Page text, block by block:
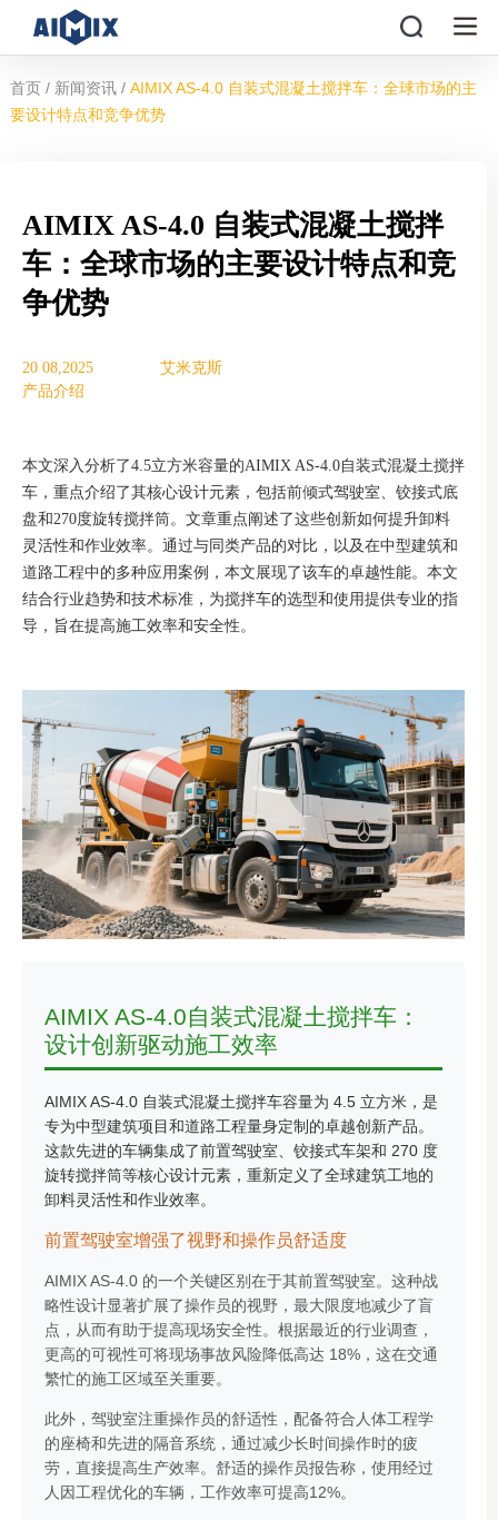
首页 / 新闻资讯 / AIMIX AS-4.0 自装式混凝土搅拌车：全球市场的主
要设计特点和竞争优势
AIMIX AS-4.0 自装式混凝土搅拌
车：全球市场的主要设计特点和竞
争优势
20 08,2025
艾米克斯
产品介绍
本文深入分析了4.5立方米容量的AIMIX AS-4.0自装式混凝土搅拌
车，重点介绍了其核心设计元素，包括前倾式驾驶室、铰接式底
盘和270度旋转搅拌筒。文章重点阐述了这些创新如何提升卸料
灵活性和作业效率。通过与同类产品的对比，以及在中型建筑和
道路工程中的多种应用案例，本文展现了该车的卓越性能。本文
结合行业趋势和技术标准，为搅拌车的选型和使用提供专业的指
导，旨在提高施工效率和安全性。
AIMIX AS-4.0自装式混凝土搅拌车：
设计创新驱动施工效率
AIMIX AS-4.0 自装式混凝土搅拌车容量为 4.5 立方米，是
专为中型建筑项目和道路工程量身定制的卓越创新产品。
这款先进的车辆集成了前置驾驶室、铰接式车架和 270 度
旋转搅拌筒等核心设计元素，重新定义了全球建筑工地的
卸料灵活性和作业效率。
前置驾驶室增强了视野和操作员舒适度
AIMIX AS-4.0 的一个关键区别在于其前置驾驶室。这种战
略性设计显著扩展了操作员的视野，最大限度地减少了盲
点，从而有助于提高现场安全性。根据最近的行业调查，
更高的可视性可将现场事故风险降低高达 18%，这在交通
繁忙的施工区域至关重要。
此外，驾驶室注重操作员的舒适性，配备符合人体工程学
的座椅和先进的隔音系统，通过减少长时间操作时的疲
劳，直接提高生产效率。舒适的操作员报告称，使用经过
人因工程优化的车辆，工作效率可提高12%。